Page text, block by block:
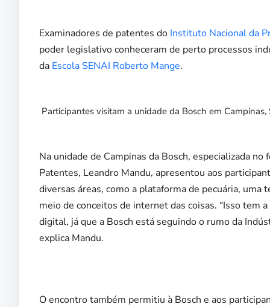
Examinadores de patentes do Instituto Nacional da
poder legislativo conheceram de perto processos
da Escola SENAI Roberto Mange.
Participantes visitam a unidade da Bosch em Campinas,
Na unidade de Campinas da Bosch, especializada
Patentes, Leandro Mandu, apresentou aos
diversas áreas, como a plataforma de pecuária,
meio de conceitos de internet das coisas. “Isso tem
digital, já que a Bosch está seguindo o rumo da
explica Mandu.
O encontro também permitiu à Bosch e aos